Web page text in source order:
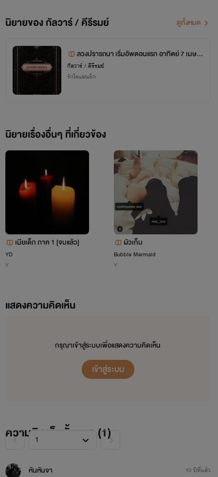
นิยายของ กัลวาร์ / คีรีรมย์ ดูทั้งหมด
ลวงปรารถนา เริ่มอัพตอนแรก อาทิตย์ 7 เมษา
ยน 2024
กัลวาร์ / คีรีรมย์
รักโรแมนติก
นิยายเรื่องอื่นๆ ที่เกี่ยวข้อง
เมียเด็ก ภาค 1 [จบแล้ว]
YD
Y
ผัวเก็บ
Bubble Mermaid
Y
แสดงความคิดเห็น
กรุณาเข้าสู่ระบบเพื่อแสดงความคิดเห็น
เข้าสู่ระบบ
ความคิดเห็นทั้งหมด (1)
หันหันจา 10 ปีที่แล้ว